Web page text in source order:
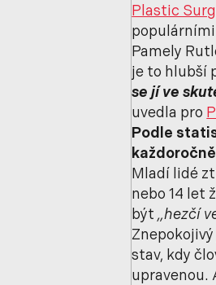
Plastic
Pamely
je to hlubší
se jí ve
uvedla pro
Podle
Mladí lidé
nebo 14 let
být„hezčí
stav, kdy
upravenou.